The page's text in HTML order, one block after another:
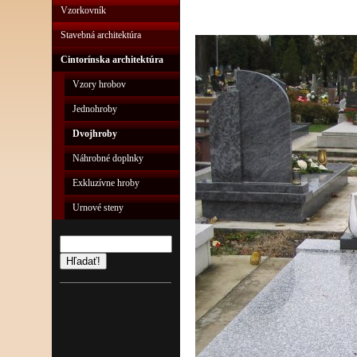
Vzorkovník
Stavebná architektúra
Cintorínska architektúra
Vzory hrobov
Jednohroby
Dvojhroby
Náhrobné doplnky
Exkluzívne hroby
Urnové steny
Hľadať!